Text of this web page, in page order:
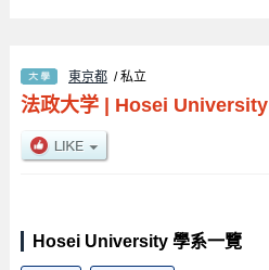
東京都 / 私立
法政大学| Hosei University
Hosei University 學系一覽